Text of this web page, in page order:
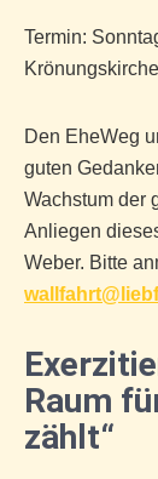
Termin:
Den EheWeg
guten
Wachstum der
Anliegen
Weber. Bitte
Raum
zählt“